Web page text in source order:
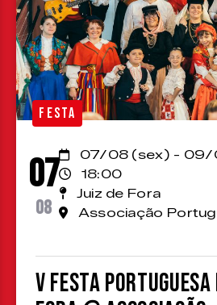
FESTA
07
08
07/08 (sex) - 09/
18:00
Juiz de Fora
Associação
V Festa Portuguesa